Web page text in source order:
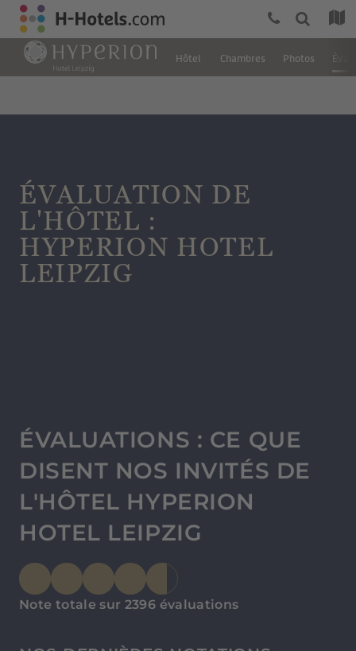
Hôtel Chambres Photos
ÉVALUATION DE
L'HÔTEL :
HYPERION HOTEL
LEIPZIG
ÉVALUATIONS : CE QUE
DISENT NOS INVITÉS DE
L'HÔTEL HYPERION
HOTEL LEIPZIG
Note totale sur 2396 évaluations